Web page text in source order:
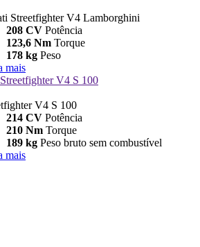
Streetfighter V4 Lamborghini
208 CV Potência
123,6 Nm Torque
178 kg Peso
mais
Streetfighter V4 S 100
V4 S 100
214 CV Potência
210 Nm Torque
189 kg Peso bruto sem combustível
mais